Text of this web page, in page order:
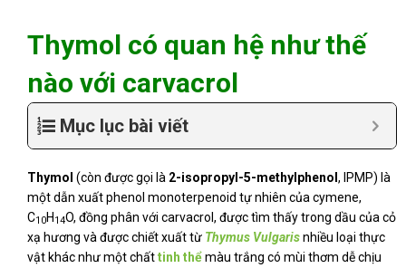
Thymol có quan hệ như thế
nào với carvacrol
Mục lục bài viết
Thymol (còn được gọi là 2-isopropyl-5-methylphenol, IPMP) là
một dẫn xuất phenol monoterpenoid tự nhiên của cymene,
C10H14O, đồng phân với carvacrol, được tìm thấy trong dầu của cỏ
xạ hương và được chiết xuất từ Thymus Vulgarisnhiều loại thực
vật khác như một chấttinh thểmàu trắng có mùi thơm dễ chịu